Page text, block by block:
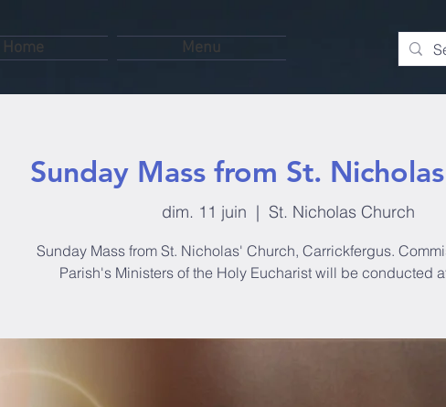
Home Menu
Sunday Mass from St.
dim. 11 juin
  |
St. Nicholas Church
Sunday Mass from St. Nicholas' Church, Carrickfergus.
Parish's Ministers of the Holy Eucharist will be conducted